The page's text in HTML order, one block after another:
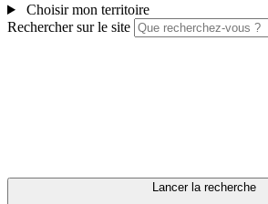
Choisir mon territoire
Rechercher sur le site
Lancer la recherche